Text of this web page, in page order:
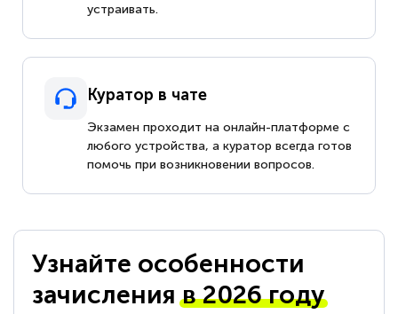
устраивать.
Куратор в чате
Экзамен проходит на онлайн-платформе с
любого устройства, а куратор всегда готов
помочь при возникновении вопросов.
Узнайте особенности
зачисленияв 2026 году